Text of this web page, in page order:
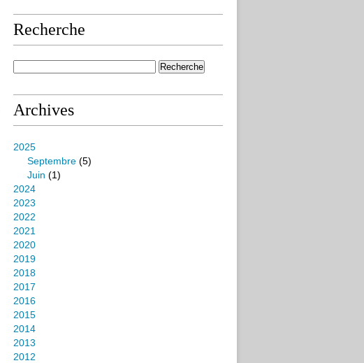
Recherche
Archives
2025
Septembre (5)
Juin (1)
2024
2023
2022
2021
2020
2019
2018
2017
2016
2015
2014
2013
2012